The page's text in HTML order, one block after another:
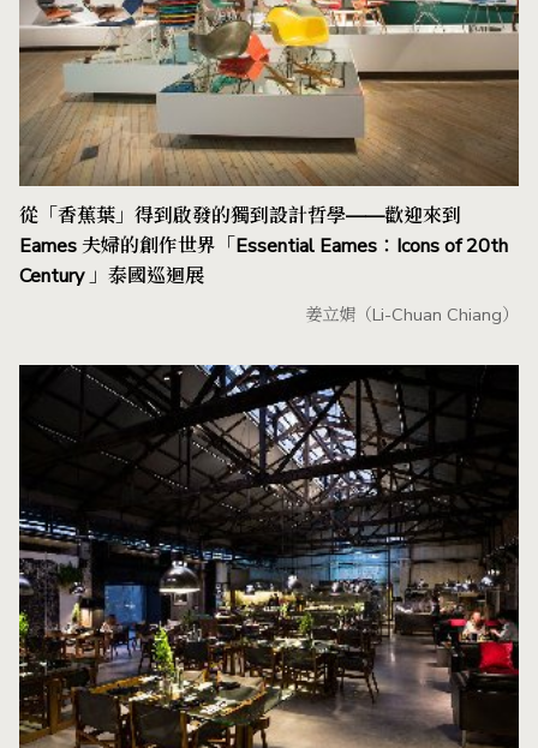
從「香蕉葉」得到啟發的獨到設計哲學——歡迎來到
Eames 夫婦的創作世界「Essential Eames：Icons of 20th
Century 」泰國巡迴展
姜立娟（Li-Chuan Chiang）